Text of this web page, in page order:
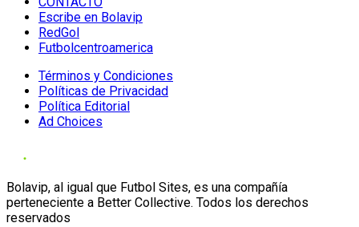
Escribe en Bolavip
RedGol
Futbolcentroamerica
Términos y Condiciones
Políticas de Privacidad
Política Editorial
Ad Choices
Bolavip, al igual que Futbol Sites, es una compañía
perteneciente a Better Collective. Todos los derechos
reservados